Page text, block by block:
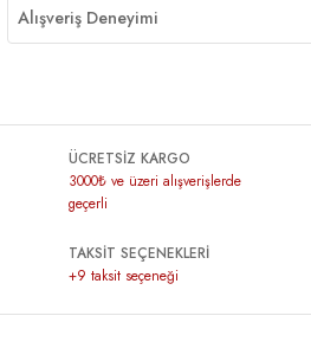
Alışveriş Deneyimi
ÜCRETSİZ KARGO
3000₺ ve üzeri alışverişlerde
geçerli
TAKSİT SEÇENEKLERİ
+9 taksit seçeneği